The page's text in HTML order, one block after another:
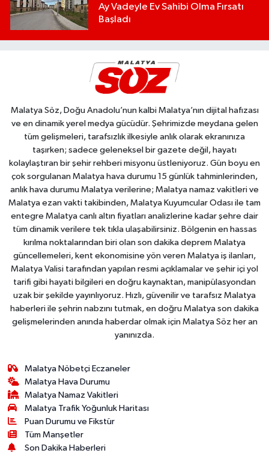
Ay Vadeyle Ev Sahibi Olma Fırsatı
Başladı
Malatya Söz, Doğu Anadolu’nun kalbi Malatya’nın dijital hafızası
ve en dinamik yerel medya gücüdür. Şehrimizde meydana gelen
tüm gelişmeleri, tarafsızlık ilkesiyle anlık olarak ekranınıza
taşırken; sadece geleneksel bir gazete değil, hayatı
kolaylaştıran bir şehir rehberi misyonu üstleniyoruz. Gün boyu en
çok sorgulanan Malatya hava durumu 15 günlük tahminlerinden,
anlık hava durumu Malatya verilerine; Malatya namaz vakitleri ve
Malatya ezan vakti takibinden, Malatya Kuyumcular Odası ile tam
entegre Malatya canlı altın fiyatları analizlerine kadar şehre dair
tüm dinamik verilere tek tıkla ulaşabilirsiniz. Bölgenin en hassas
kırılma noktalarından biri olan son dakika deprem Malatya
güncellemeleri, kent ekonomisine yön veren Malatya iş ilanları,
Malatya Valisi tarafından yapılan resmi açıklamalar ve şehir içi yol
tarifi gibi hayati bilgileri en doğru kaynaktan, manipülasyondan
uzak bir şekilde yayınlıyoruz. Hızlı, güvenilir ve tarafsız Malatya
haberleri ile şehrin nabzını tutmak, en doğru Malatya son dakika
gelişmelerinden anında haberdar olmak için Malatya Söz her an
yanınızda.
Malatya Nöbetçi Eczaneler
Malatya Hava Durumu
Malatya Namaz Vakitleri
Malatya Trafik Yoğunluk Haritası
Puan Durumu ve Fikstür
Tüm Manşetler
Son Dakika Haberleri